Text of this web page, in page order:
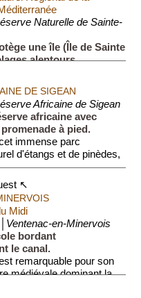
Naturelle de Sainte-
une île (Île de Sainte
alentours.
hectares, soit 8,25
DE SIGEAN
Africaine de Sigean
africaine avec
à pied.
immense parc
d'étangs et de pinèdes,
↖
Midi
Ventenac-en-Minervois
bordant
le canal.
remarquable pour son
médiévale dominant la